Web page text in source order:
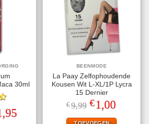
30ml
prijs
BEENMODE
La Paay Zelfophoudende
Kousen Wit L-XL/1P Lycra
15 Dernier
€9,99 Oorspronkelijke
prijs
was:
€1,00
is: